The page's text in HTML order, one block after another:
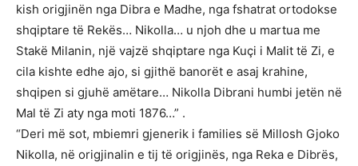
kish origjinën nga Dibra e Madhe, nga fshatrat ortodokse
shqiptare të Rekës… Nikolla… u njoh dhe u martua me
Stakë Milanin, një vajzë shqiptare nga Kuçi i Malit të Zi, e
cila kishte edhe ajo, si gjithë banorët e asaj krahine,
shqipen si gjuhë amëtare… Nikolla Dibrani humbi jetën në
Mal të Zi aty nga moti 1876…” .
“Deri më sot, mbiemri gjenerik i families së Millosh Gjoko
Nikolla, në origjinalin e tij të origjinës, nga Reka e Dibrës,